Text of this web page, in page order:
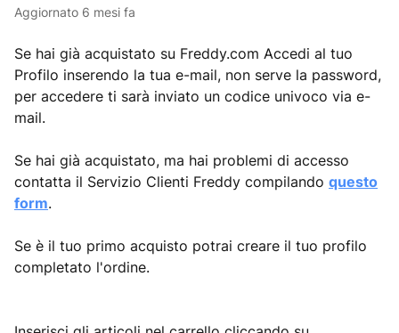
Aggiornato 6 mesi fa
Se hai già acquistato su Freddy.com Accedi al tuo
Profilo inserendo la tua e-mail, non serve la password,
per accedere ti sarà inviato un codice univoco via e-
mail.
Se hai già acquistato, ma hai problemi di accesso
contatta il Servizio Clienti Freddy compilando questo
form.
Se è il tuo primo acquisto potrai creare il tuo profilo
completato l'ordine.